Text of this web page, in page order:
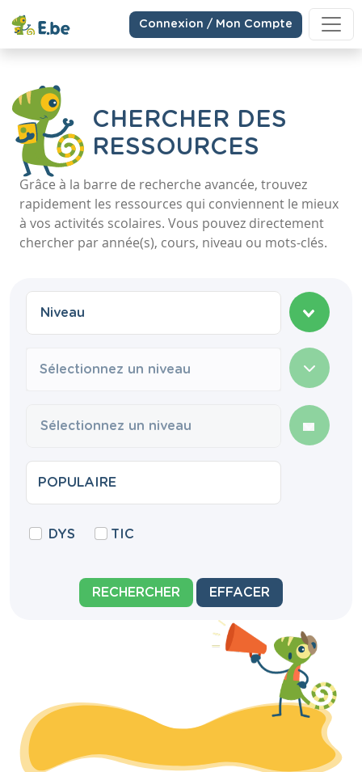
Connexion / Mon Compte
CHERCHER DES
RESSOURCES
Grâce à la barre de recherche avancée, trouvez
rapidement les ressources qui conviennent le mieux
à vos activités scolaires. Vous pouvez directement
chercher par année(s), cours, niveau ou mots-clés.
Sélectionnez un niveau
DYS TIC
RECHERCHER EFFACER